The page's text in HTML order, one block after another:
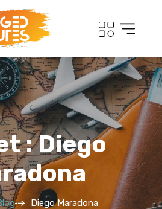
: Diego
Diego Maradona